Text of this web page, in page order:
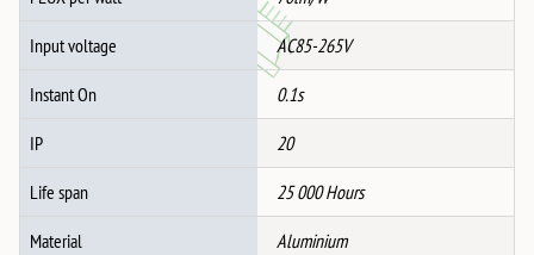
Input voltage AC85-265V
Instant On 0.1s
IP 20
Life span 25 000 Hours
Material Aluminium